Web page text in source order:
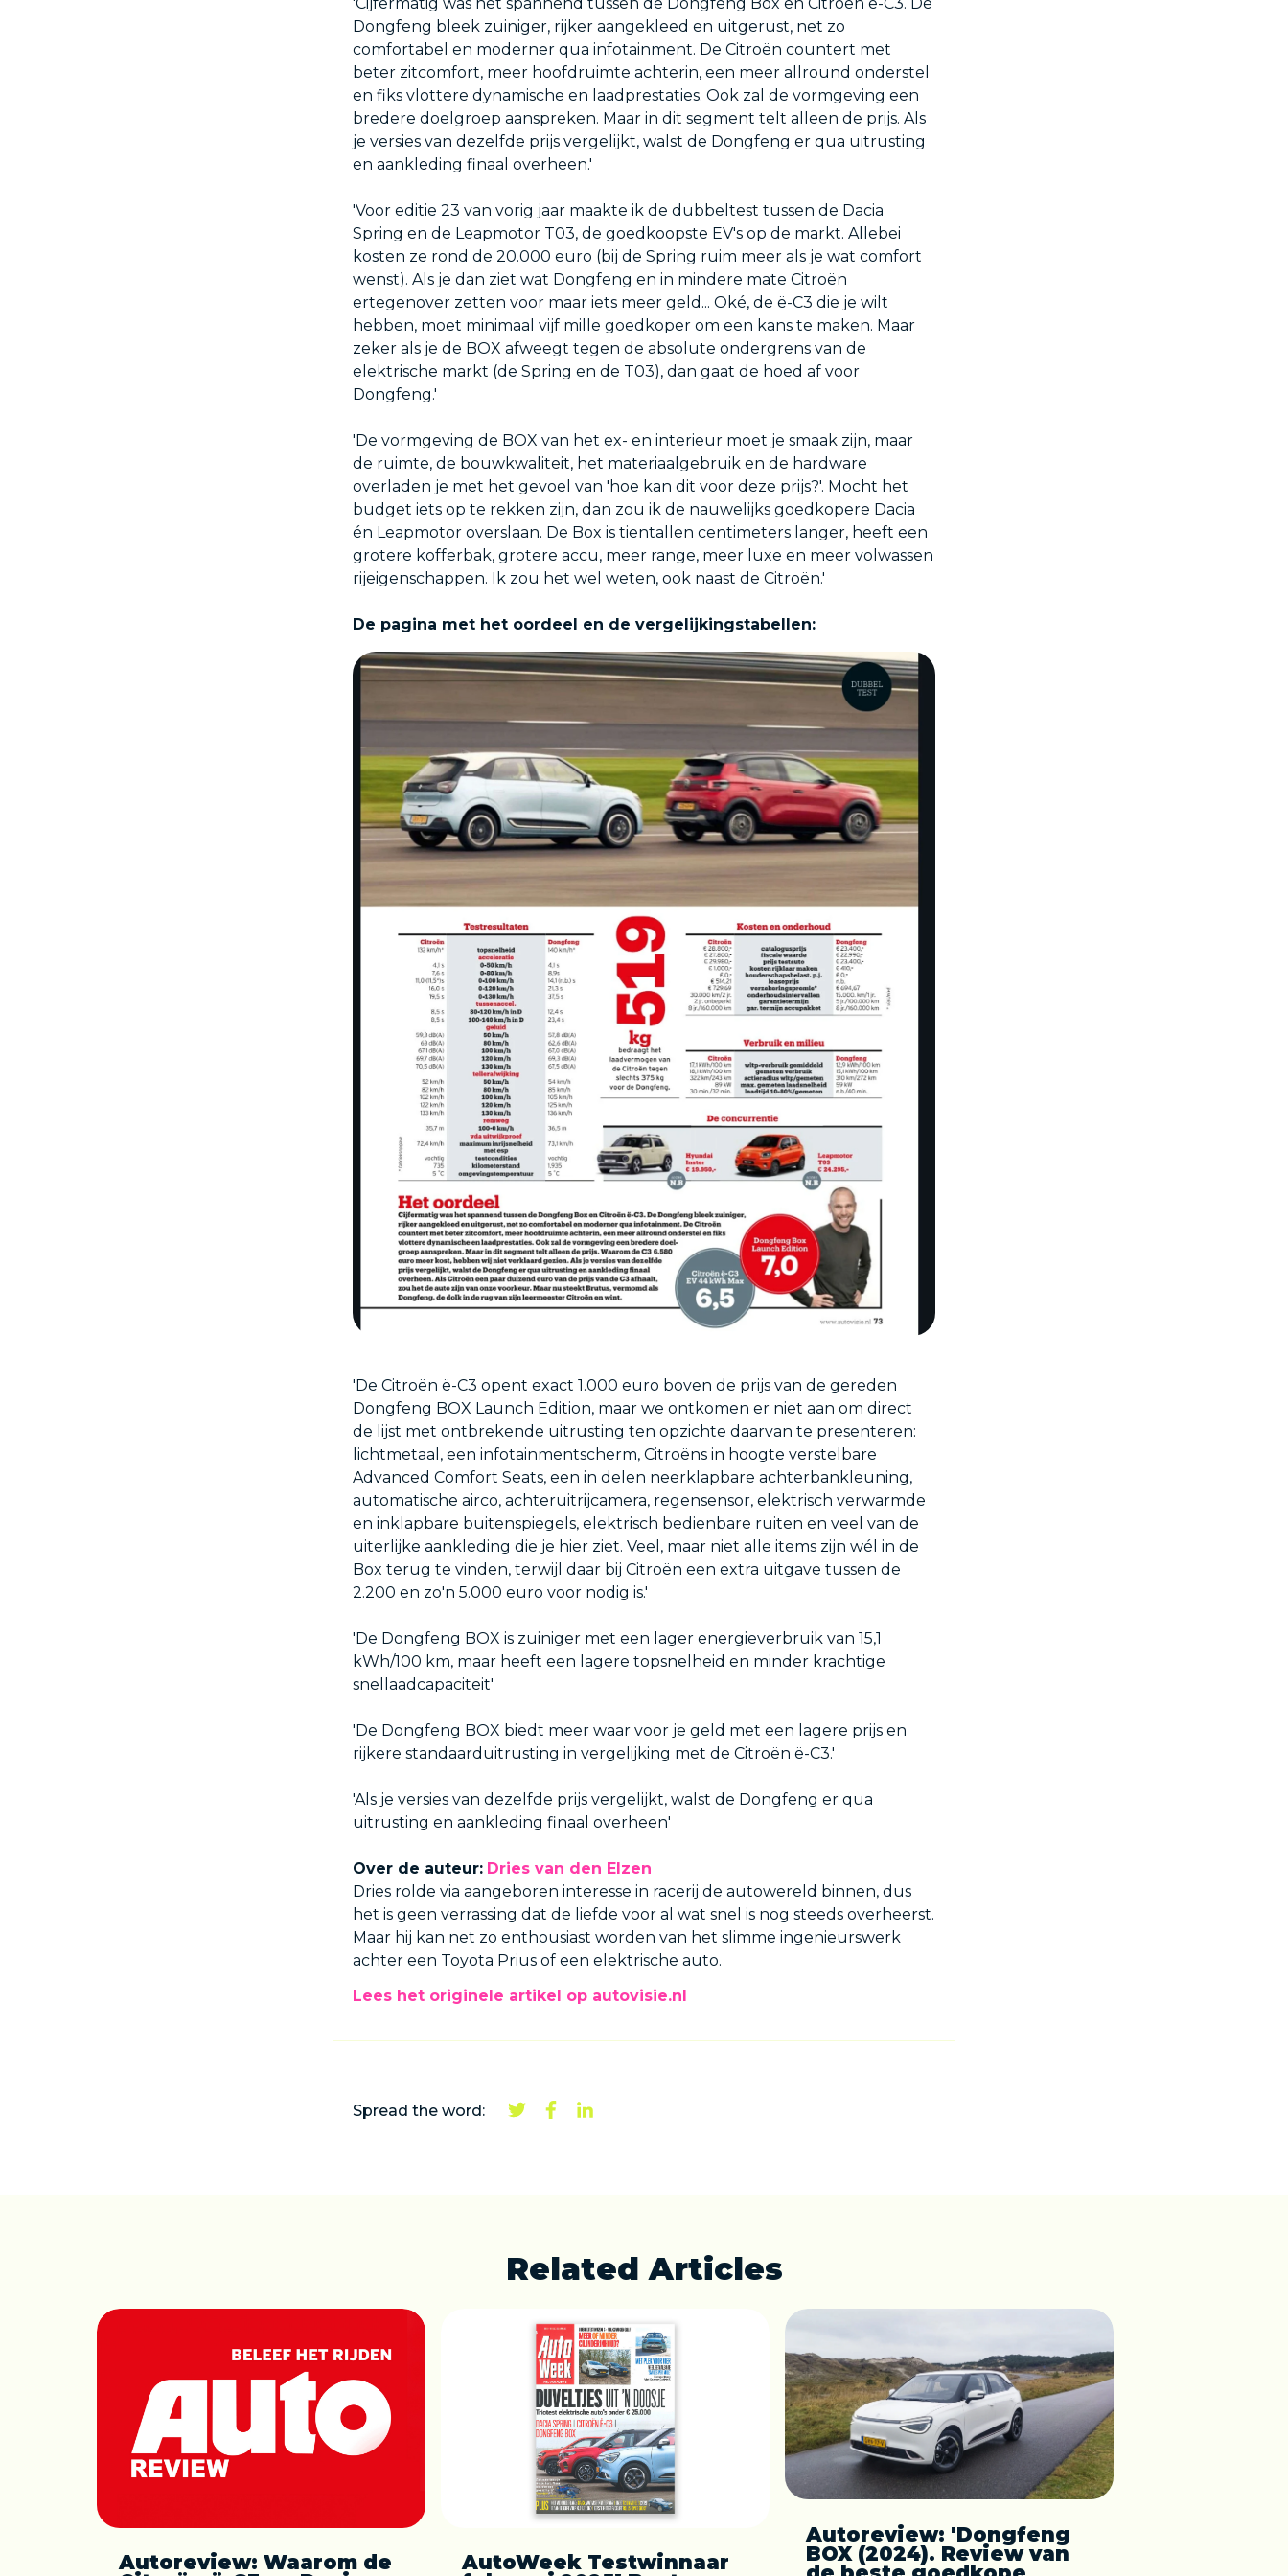
Dongfeng bleek zuiniger, rijker aangekleed en uitgerust, net zo
comfortabel en moderner qua infotainment. De Citroën countert met
beter zitcomfort, meer hoofdruimte achterin, een meer allround onderstel
en fiks vlottere dynamische en laadprestaties. Ook zal de vormgeving een
bredere doelgroep aanspreken. Maar in dit segment telt alleen de prijs. Als
je versies van dezelfde prijs vergelijkt, walst de Dongfeng er qua uitrusting
en aankleding finaal overheen.'
'Voor editie 23 van vorig jaar maakte ik de dubbeltest tussen de Dacia
Spring en de Leapmotor T03, de goedkoopste EV's op de markt. Allebei
kosten ze rond de 20.000 euro (bij de Spring ruim meer als je wat comfort
wenst). Als je dan ziet wat Dongfeng en in mindere mate Citroën
ertegenover zetten voor maar iets meer geld... Oké, de ë-C3 die je wilt
hebben, moet minimaal vijf mille goedkoper om een kans te maken. Maar
zeker als je de BOX afweegt tegen de absolute ondergrens van de
elektrische markt (de Spring en de T03), dan gaat de hoed af voor
Dongfeng.'
'De vormgeving de BOX van het ex- en interieur moet je smaak zijn, maar
de ruimte, de bouwkwaliteit, het materiaalgebruik en de hardware
overladen je met het gevoel van 'hoe kan dit voor deze prijs?'. Mocht het
budget iets op te rekken zijn, dan zou ik de nauwelijks goedkopere Dacia
én Leapmotor overslaan. De Box is tientallen centimeters langer, heeft een
grotere kofferbak, grotere accu, meer range, meer luxe en meer volwassen
rijeigenschappen. Ik zou het wel weten, ook naast de Citroën.'
De pagina met het oordeel en de vergelijkingstabellen:
'De Citroën ë-C3 opent exact 1.000 euro boven de prijs van de gereden
Dongfeng BOX Launch Edition, maar we ontkomen er niet aan om direct
de lijst met ontbrekende uitrusting ten opzichte daarvan te presenteren:
lichtmetaal, een infotainmentscherm, Citroëns in hoogte verstelbare
Advanced Comfort Seats, een in delen neerklapbare achterbankleuning,
automatische airco, achteruitrijcamera, regensensor, elektrisch verwarmde
en inklapbare buitenspiegels, elektrisch bedienbare ruiten en veel van de
uiterlijke aankleding die je hier ziet. Veel, maar niet alle items zijn wél in de
Box terug te vinden, terwijl daar bij Citroën een extra uitgave tussen de
2.200 en zo'n 5.000 euro voor nodig is.'
'De Dongfeng BOX is zuiniger met een lager energieverbruik van 15,1
kWh/100 km, maar heeft een lagere topsnelheid en minder krachtige
snellaadcapaciteit'
'De Dongfeng BOX biedt meer waar voor je geld met een lagere prijs en
rijkere standaarduitrusting in vergelijking met de Citroën ë-C3.'
'Als je versies van dezelfde prijs vergelijkt, walst de Dongfeng er qua
uitrusting en aankleding finaal overheen'
Over de auteur: Dries van den Elzen
Dries rolde via aangeboren interesse in racerij de autowereld binnen, dus
het is geen verrassing dat de liefde voor al wat snel is nog steeds overheerst.
Maar hij kan net zo enthousiast worden van het slimme ingenieurswerk
achter een Toyota Prius of een elektrische auto.
Lees het originele artikel op autovisie.nl
Spread the word:
Related Articles
Autoreview: Waarom de
AutoWeek Testwinnaar
Autoreview: 'Dongfeng
BOX (2024). Review van